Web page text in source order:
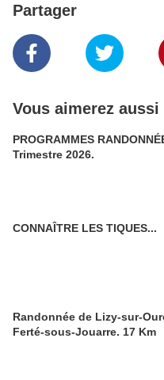
Partager
Vous aimerez aussi
PROGRAMMES
Trimestre 2026.
CONNAÎTRE LES TIQUES...
Randonnée de Lizy-sur-
Ferté-sous-Jouarre. 17 Km